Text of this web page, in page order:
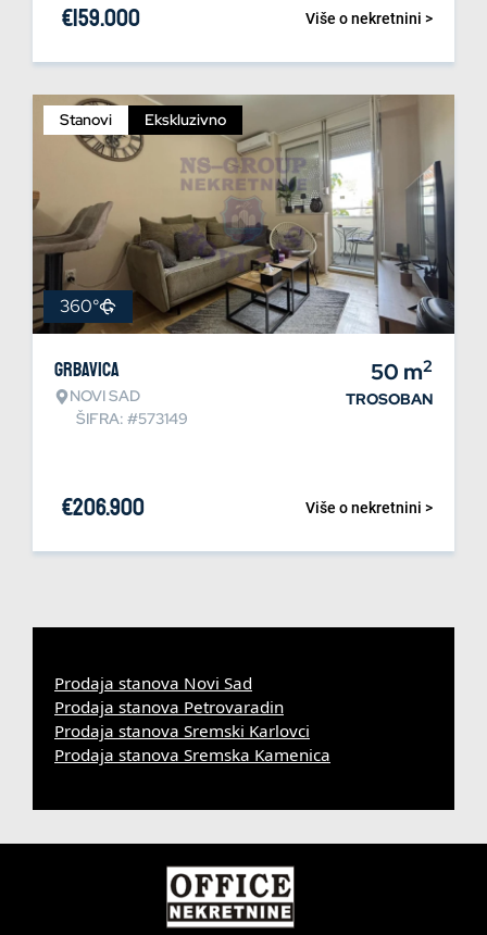
Više o nekretnini >
€159.000
Stanovi Ekskluzivno
360°
Grbavica
NOVI SAD
ŠIFRA: #573149
50 m2
TROSOBAN
Više o nekretnini >
€206.900
Prodaja stanova Novi Sad
Prodaja stanova Petrovaradin
Prodaja stanova Sremski Karlovci
Prodaja stanova Sremska Kamenica